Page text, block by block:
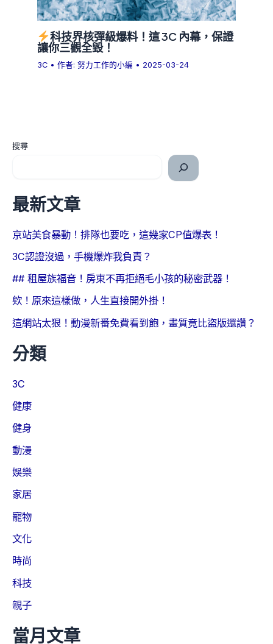
科技界核彈級爆料！這 3C 內幕，保證
讓你三觀全毀！
3C • 作者:努力工作的小編 • 2025-03-24
搜尋
最新文章
京站美食暴動！排隊也要吃，這幾家CP值爆表！
3C認證沒過，手機爆炸我負責？
## 租屋族福音！房東不再拒絕毛小孩的秘密武器！
欸！原來這樣做，人生直接開外掛！
這網站太狠！動漫新番免費看到飽，畫質竟比盜版還讚？
分類
3C
健康
健身
動漫
娛樂
家居
寵物
文化
時尚
科技
親子
當月文章